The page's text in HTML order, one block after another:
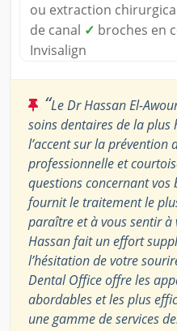
ou extraction
de canal ✓ broches en
Invisalign
“Le Dr Hassan El-
soins dentaires de la
l’accent sur la prévention
professionnelle et
questions concernant vos
fournit le traitement le
paraître et à vous sentir
Hassan fait un effort
l’hésitation de votre
Dental Office offre les
abordables et les plus
une gamme de services